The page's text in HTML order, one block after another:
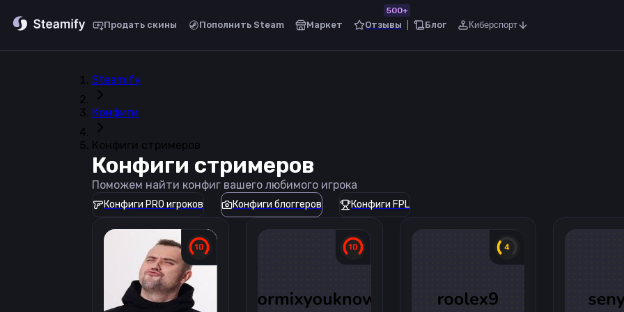
Продать скины Пополнить Steam Маркет Отзывы
500+
Блог Киберспорт
Steamify
Конфиги
Конфиги стримеров
Конфиги стримеров
Поможем найти конфиг вашего любимого игрока
Конфиги PRO игроков Конфиги блоггеров Конфиги FPL